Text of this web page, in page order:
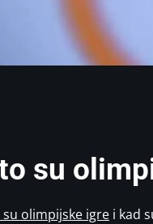
su
su olimpijske igre i kad